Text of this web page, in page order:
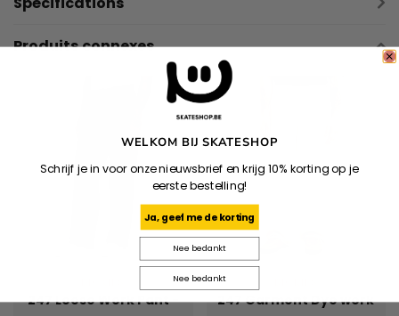
Produits connexes
247 Loose Work Pant -
247 Garment Dye work
WELKOM BIJ SKATESHOP
Schrijf je in voor onze nieuwsbrief en krijg 10% korting op je
eerste bestelling!
Ja, geef me de korting
Nee bedankt
Nee bedankt